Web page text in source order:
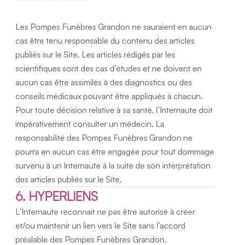
Les Pompes Funèbres Grandon ne sauraient en aucun
cas être tenu responsable du contenu des articles
publiés sur le Site. Les articles rédigés par les
scientifiques sont des cas d’études et ne doivent en
aucun cas être assimilés à des diagnostics ou des
conseils médicaux pouvant être appliqués à chacun.
Pour toute décision relative à sa santé, l’Internaute doit
impérativement consulter un médecin. La
responsabilité des Pompes Funèbres Grandon ne
pourra en aucun cas être engagée pour tout dommage
survenu à un Internaute à la suite de son interprétation
des articles publiés sur le Site.
6. HYPERLIENS
L’Internaute reconnait ne pas être autorisé à créer
et/ou maintenir un lien vers le Site sans l’accord
préalable des Pompes Funèbres Grandon.